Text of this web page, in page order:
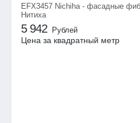
EFX3457 Nichiha - фасадные
Нитиха
5 942 Рублей
Цена за квадратный метр